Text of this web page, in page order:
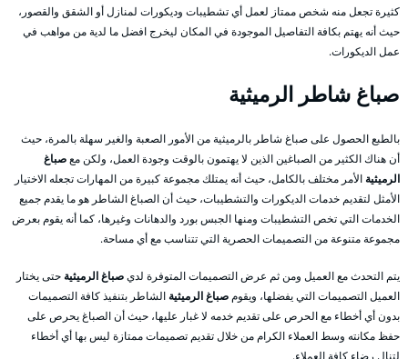
كثيرة تجعل منه شخص ممتاز لعمل أي تشطيبات وديكورات لمنازل أو الشقق والقصور،
حيث أنه يهتم بكافة التفاصيل الموجودة في المكان ليخرج افضل ما لدية من مواهب في
عمل الديكورات.
صباغ شاطر الرميثية
بالطبع الحصول على صباغ شاطر بالرميثية من الأمور الصعبة والغير سهلة بالمرة، حيث
أن هناك الكثير من الصباغين الذين لا يهتمون بالوقت وجودة العمل، ولكن معصباغ
الرميثية الأمر مختلف بالكامل، حيث أنه يمتلك مجموعة كبيرة من المهارات تجعله الاختيار
الأمثل لتقديم خدمات الديكورات والتشطيبات، حيث أن الصباغ الشاطر هو ما يقدم جميع
الخدمات التي تخص التشطيبات ومنها الجبس بورد والدهانات وغيرها، كما أنه يقوم بعرض
مجموعة متنوعة من التصميمات الحصرية التي تتناسب مع أي مساحة.
يتم التحدث مع العميل ومن ثم عرض التصميمات المتوفرة لديصباغ الرميثية حتى يختار
العميل التصميمات التي يفضلها، ويقومصباغ الرميثية الشاطر بتنفيذ كافة التصميمات
بدون أي أخطاء مع الحرص على تقديم خدمه لا غبار عليها، حيث أن الصباغ يحرص على
حفظ مكانته وسط العملاء الكرام من خلال تقديم تصميمات ممتازة ليس بها أي أخطاء